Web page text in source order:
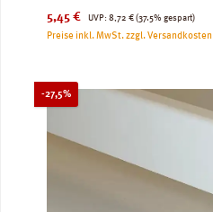
Verkaufspreis:
5,45 € UVP:
Regulärer Preis:
8,72 € (37.5% gespart)
Preise inkl. MwSt. zzgl. Versandkosten
-27,5%Rabatt